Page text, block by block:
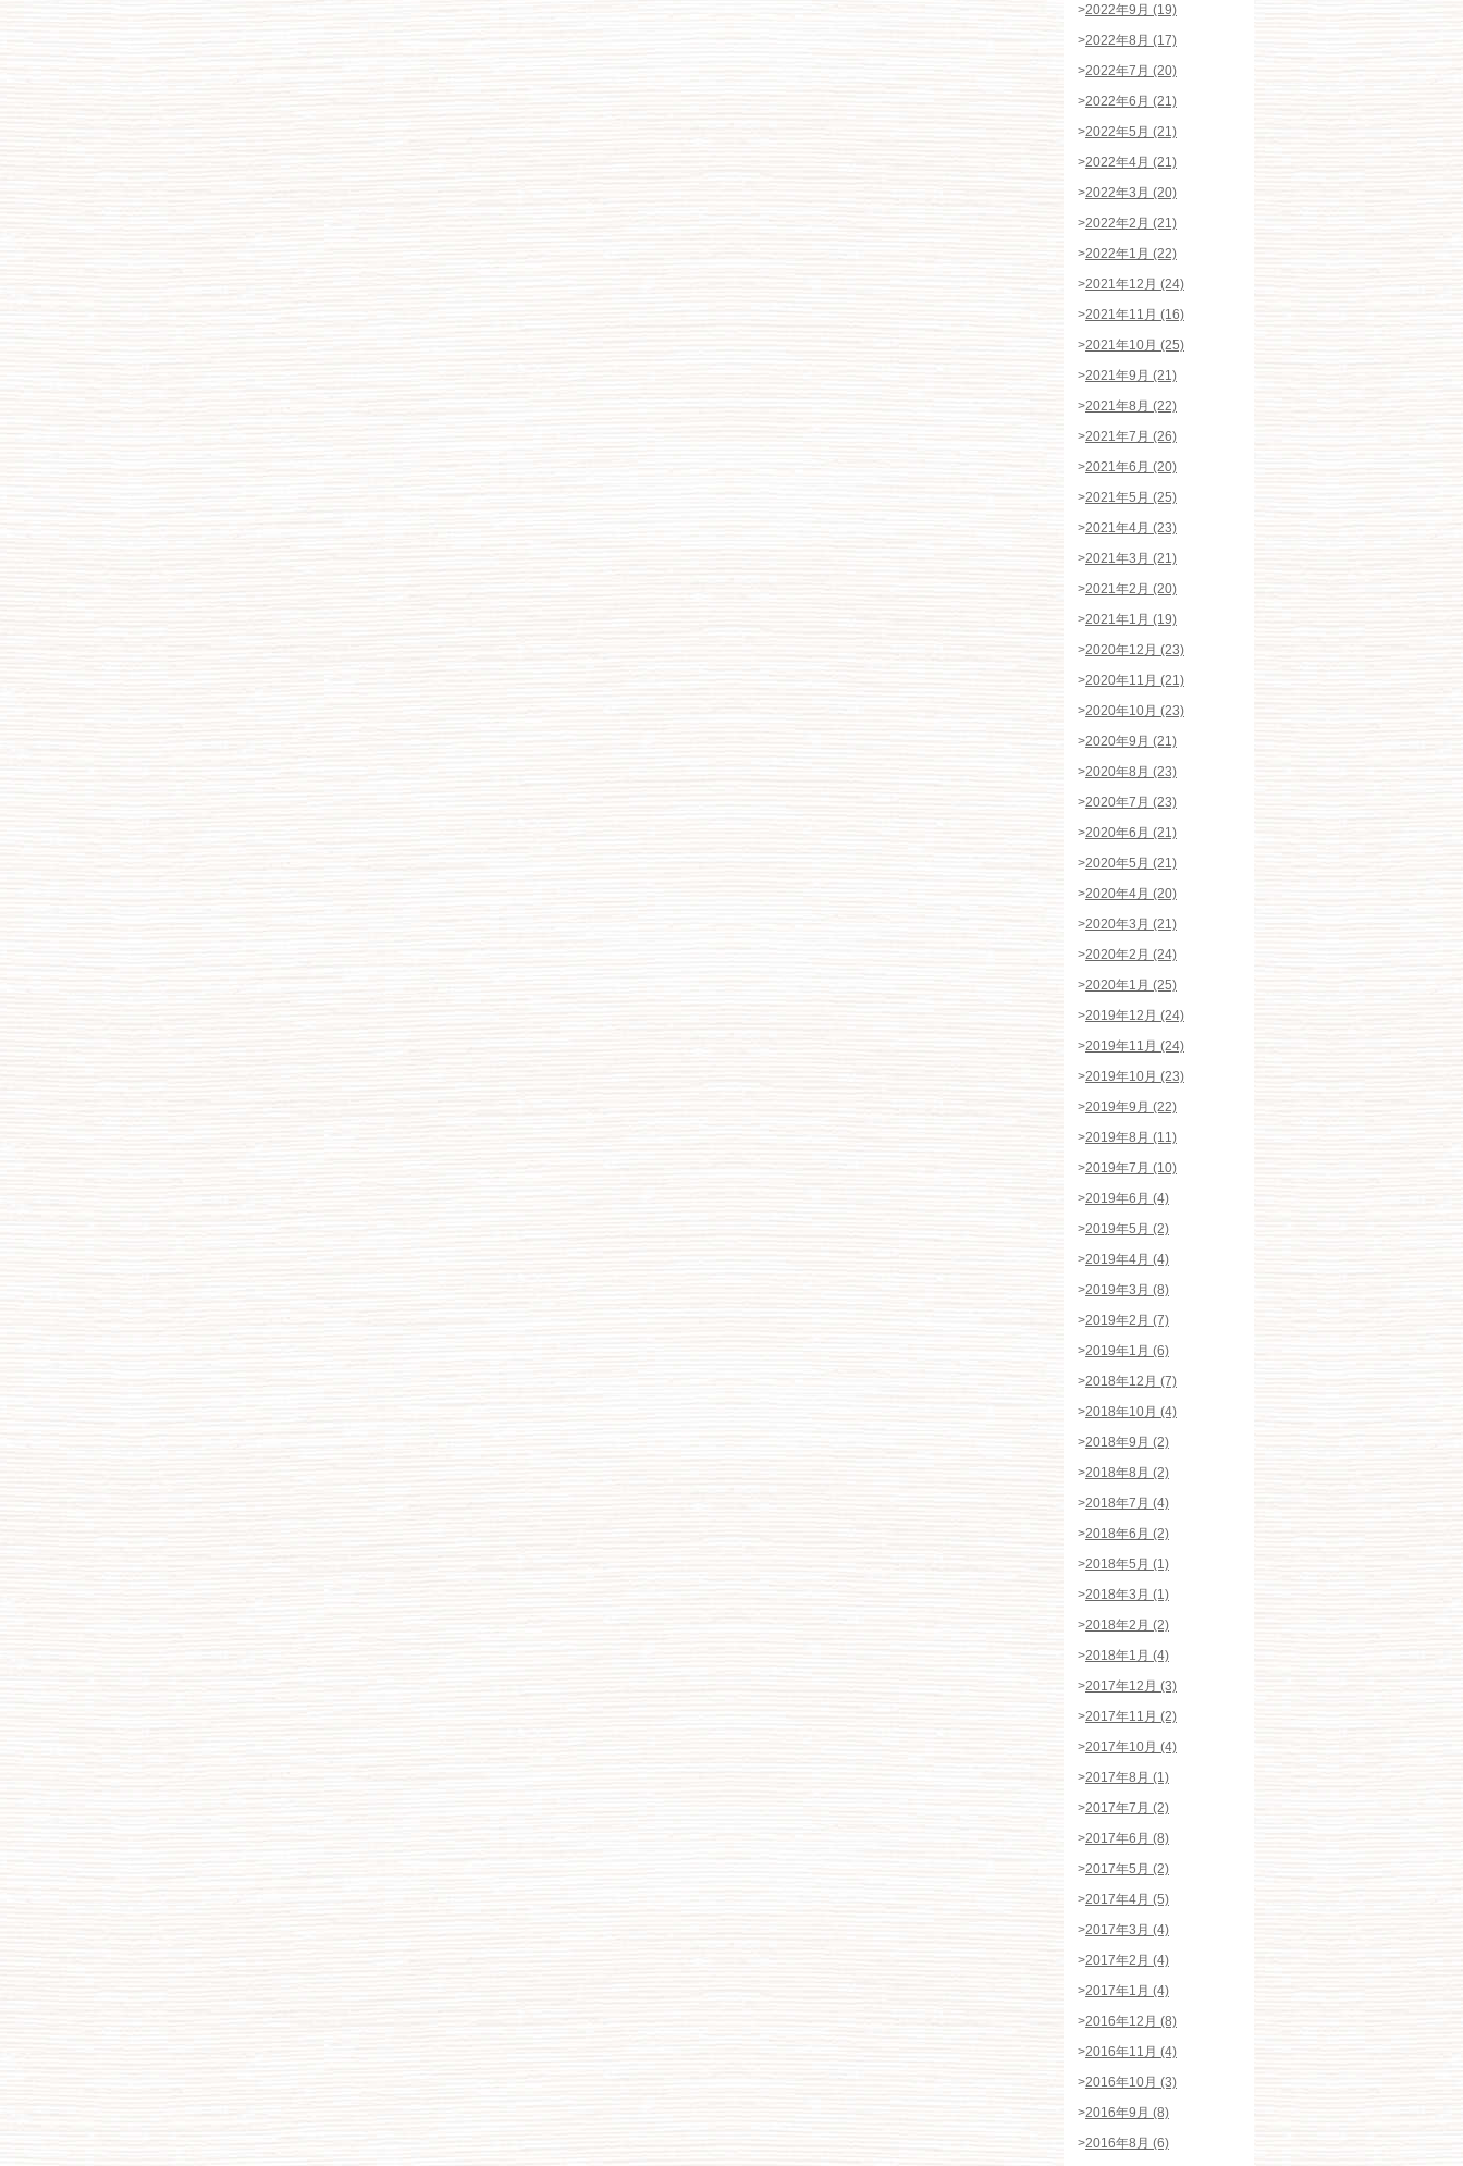
>2022年9月 (19)
>2022年8月 (17)
>2022年7月 (20)
>2022年6月 (21)
>2022年5月 (21)
>2022年4月 (21)
>2022年3月 (20)
>2022年2月 (21)
>2022年1月 (22)
>2021年12月 (24)
>2021年11月 (16)
>2021年10月 (25)
>2021年9月 (21)
>2021年8月 (22)
>2021年7月 (26)
>2021年6月 (20)
>2021年5月 (25)
>2021年4月 (23)
>2021年3月 (21)
>2021年2月 (20)
>2021年1月 (19)
>2020年12月 (23)
>2020年11月 (21)
>2020年10月 (23)
>2020年9月 (21)
>2020年8月 (23)
>2020年7月 (23)
>2020年6月 (21)
>2020年5月 (21)
>2020年4月 (20)
>2020年3月 (21)
>2020年2月 (24)
>2020年1月 (25)
>2019年12月 (24)
>2019年11月 (24)
>2019年10月 (23)
>2019年9月 (22)
>2019年8月 (11)
>2019年7月 (10)
>2019年6月 (4)
>2019年5月 (2)
>2019年4月 (4)
>2019年3月 (8)
>2019年2月 (7)
>2019年1月 (6)
>2018年12月 (7)
>2018年10月 (4)
>2018年9月 (2)
>2018年8月 (2)
>2018年7月 (4)
>2018年6月 (2)
>2018年5月 (1)
>2018年3月 (1)
>2018年2月 (2)
>2018年1月 (4)
>2017年12月 (3)
>2017年11月 (2)
>2017年10月 (4)
>2017年8月 (1)
>2017年7月 (2)
>2017年6月 (8)
>2017年5月 (2)
>2017年4月 (5)
>2017年3月 (4)
>2017年2月 (4)
>2017年1月 (4)
>2016年12月 (8)
>2016年11月 (4)
>2016年10月 (3)
>2016年9月 (8)
>2016年8月 (6)